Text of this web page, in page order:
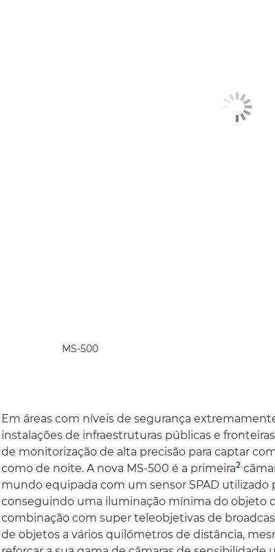
MS-500
Em áreas com níveis de segurança
instalações de infraestruturas públicas e
de monitorização de alta precisão para captar
como de noite. A nova MS-500 é a primeira2
mundo equipada com um sensor SPAD utilizado
conseguindo uma iluminação mínima do objeto
combinação com super teleobjetivas de
de objetos a vários quilómetros de distância,